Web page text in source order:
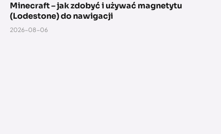
Minecraft – jak zdobyć i używać magnetytu
(Lodestone) do nawigacji
2026-08-06